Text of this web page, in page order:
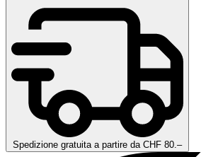
Spedizione gratuita a partire da CHF 80.–